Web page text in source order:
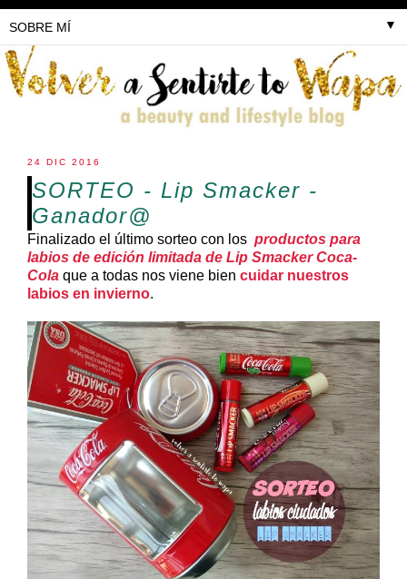
▼
24 DIC 2016
SORTEO - Lip Smacker -
Ganador@
Finalizado el último sorteo con los productos para
labios de edición limitada de Lip Smacker Coca-
Cola que a todas nos viene bien cuidar nuestros
labios en invierno.